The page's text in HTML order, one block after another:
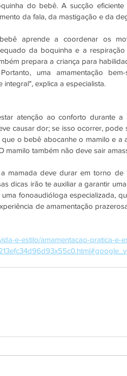
do bebê. A sucção
da fala, da mastigação e da
aprende a coordenar os
da boquinha e a
prepara a criança para
uma amamentação
explica a especialista.
atenção ao conforto durante a
causar dor; se isso ocorrer,
o bebê abocanhe o mamilo e
mamilo também não deve sair
mamada deve durar em torno
dicas irão te auxiliar a garantir
fonoaudióloga especializada,
de amamentação
e-estilo/amamentacao-pratica-e-